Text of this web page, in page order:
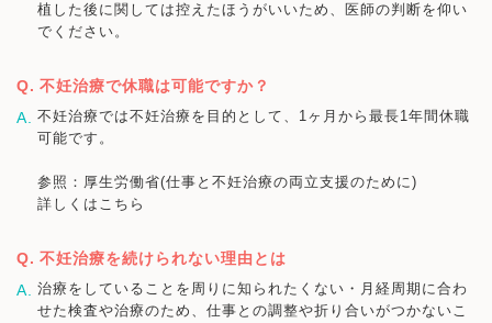
植した後に関しては控えたほうがいいため、医師の判断を仰い
でください。
不妊治療で休職は可能ですか？
不妊治療では不妊治療を目的として、1ヶ月から最長1年間休職
可能です。
参照：厚生労働省(仕事と不妊治療の両立支援のために)
詳しくはこちら
不妊治療を続けられない理由とは
治療をしていることを周りに知られたくない・月経周期に合わ
せた検査や治療のため、仕事との調整や折り合いがつかないこ